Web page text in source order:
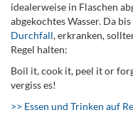
idealerweise in Flaschen
abgekochtes Wasser. Da
Durchfall, erkranken,
Regel halten:
Boil it, cook it, peel it or
vergiss es!
>> Essen und Trinken auf